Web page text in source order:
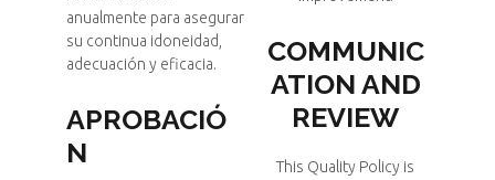
anualmente para asegurar
su continua idoneidad,
adecuación y eficacia.
APROBACIÓ
N
COMMUNIC
ATION AND
REVIEW
This Quality Policy is